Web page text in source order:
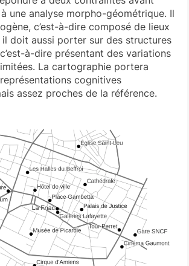
à une analyse morpho-géométrique. Il
c’est-à-dire composé de lieux
il doit aussi porter sur des structures
à-dire présentant des variations
La cartographie portera
cognitives
assez proches de la référence.